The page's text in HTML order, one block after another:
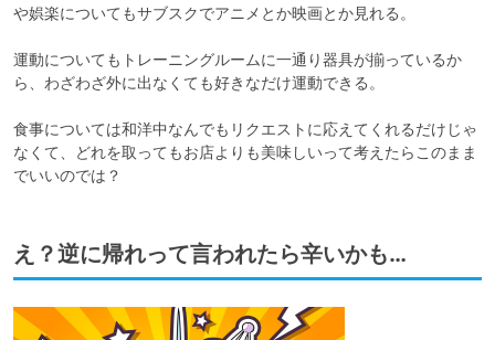
や娯楽についてもサブスクでアニメとか映画とか見れる。
運動についてもトレーニングルームに一通り器具が揃っているか
ら、わざわざ外に出なくても好きなだけ運動できる。
食事については和洋中なんでもリクエストに応えてくれるだけじゃ
なくて、どれを取ってもお店よりも美味しいって考えたらこのまま
でいいのでは？
え？逆に帰れって言われたら辛いかも…